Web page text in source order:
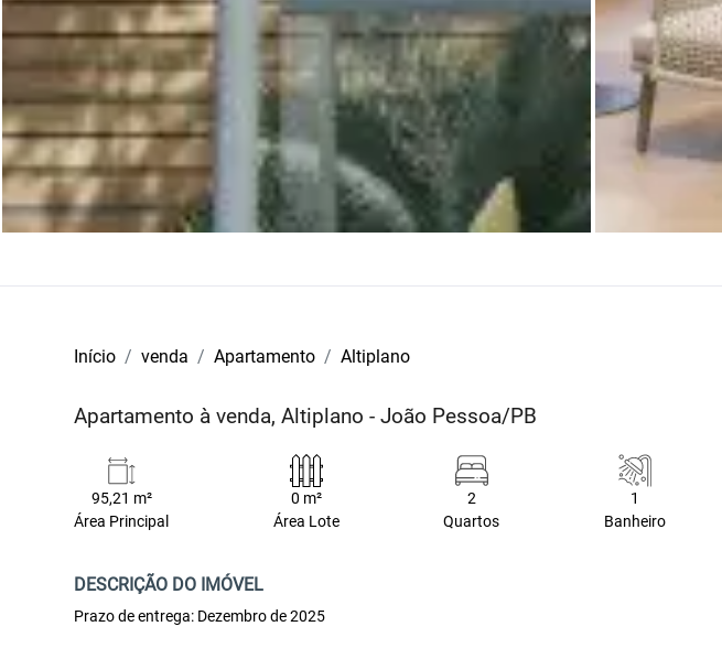
Início venda Apartamento Altiplano
Apartamento à venda, Altiplano - João Pessoa/PB
95,21 m²
Área Principal
0 m²
Área Lote
2
Quartos
1
Banheiro
DESCRIÇÃO DO IMÓVEL
Prazo de entrega: Dezembro de 2025